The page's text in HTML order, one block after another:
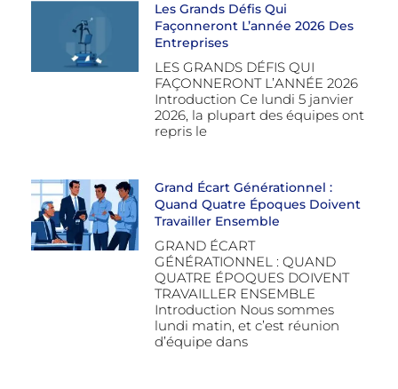
Les Grands Défis Qui
Façonneront L’année 2026 Des
Entreprises
LES GRANDS DÉFIS QUI
FAÇONNERONT L’ANNÉE 2026
Introduction Ce lundi 5 janvier
2026, la plupart des équipes ont
repris le
Grand Écart Générationnel :
Quand Quatre Époques Doivent
Travailler Ensemble
GRAND ÉCART
GÉNÉRATIONNEL : QUAND
QUATRE ÉPOQUES DOIVENT
TRAVAILLER ENSEMBLE
Introduction Nous sommes
lundi matin, et c’est réunion
d’équipe dans